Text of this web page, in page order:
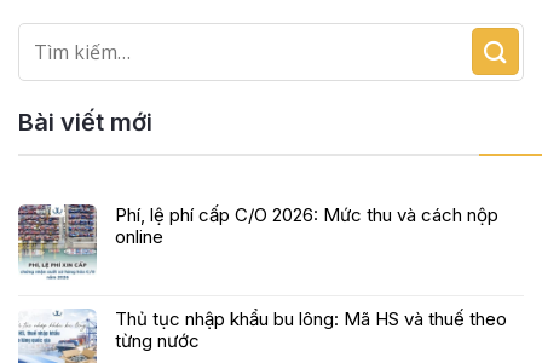
Bài viết mới
Phí, lệ phí cấp C/O 2026: Mức thu và cách nộp
online
Thủ tục nhập khẩu bu lông: Mã HS và thuế theo
từng nước